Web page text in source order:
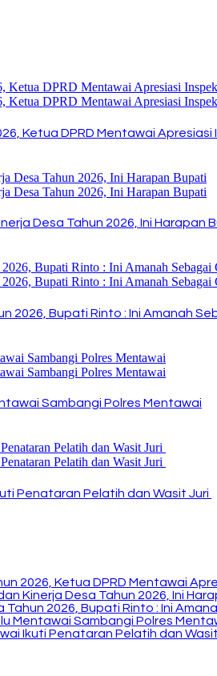
Ketua DPRD Mentawai
Desa Tahun 2026, Ini Harapan
2026, Bupati Rinto : Ini Amanah
Sambangi Polres Mentawai
Penataran Pelatih dan Wasit Juri
2026, Ketua DPRD Mentawai
Kinerja Desa Tahun 2026, Ini
2026, Bupati Rinto : Ini
Mentawai Sambangi Polres
Ikuti Penataran Pelatih dan